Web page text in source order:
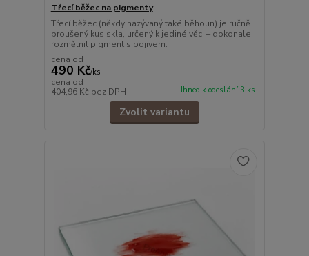
Třecí běžec na pigmenty
Třecí běžec (někdy nazývaný také běhoun) je ručně
broušený kus skla, určený k jediné věci – dokonale
rozmělnit pigment s pojivem.
cena od
490 Kč/ks
cena od
404,96 Kč bez DPH Ihned k odeslání 3 ks
Zvolit variantu